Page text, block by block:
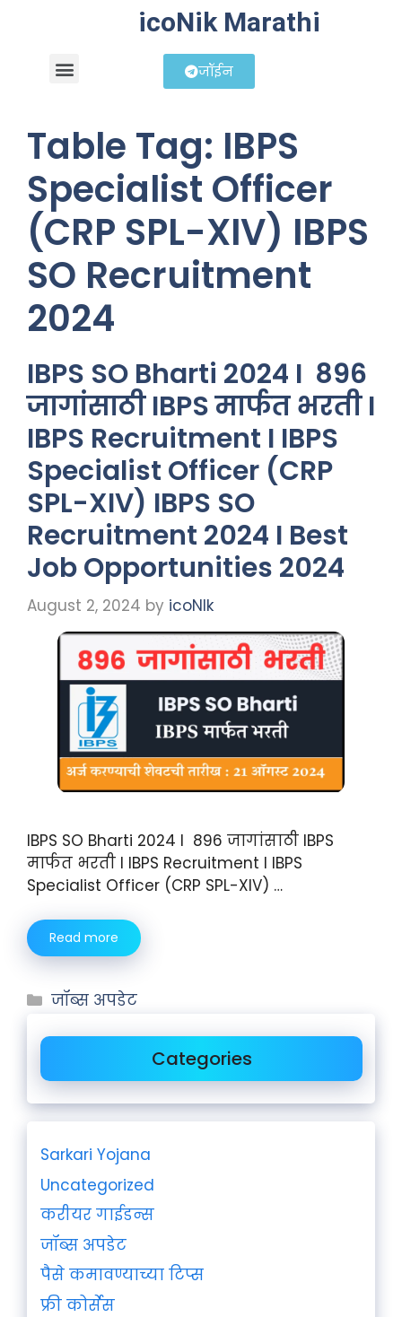
icoNik Marathi
जॉईन
Table Tag: IBPS
Specialist Officer
(CRP SPL-XIV) IBPS
SO Recruitment
2024
IBPS SO Bharti 2024 I 896
जागांसाठी IBPS मार्फत भरती I
IBPS Recruitment I IBPS
Specialist Officer (CRP
SPL-XIV) IBPS SO
Recruitment 2024 I Best
Job Opportunities 2024
August 2, 2024 by icoNIk
IBPS SO Bharti 2024 I 896 जागांसाठी IBPS
मार्फत भरती I IBPS Recruitment I IBPS
Specialist Officer (CRP SPL-XIV) …
Read more
जॉब्स अपडेट
Categories
Sarkari Yojana
Uncategorized
करीयर गाईडन्स
जॉब्स अपडेट
पैसे कमावण्याच्या टिप्स
फ्री कोर्सेस